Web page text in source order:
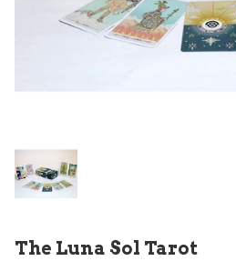
The Luna Sol Tarot